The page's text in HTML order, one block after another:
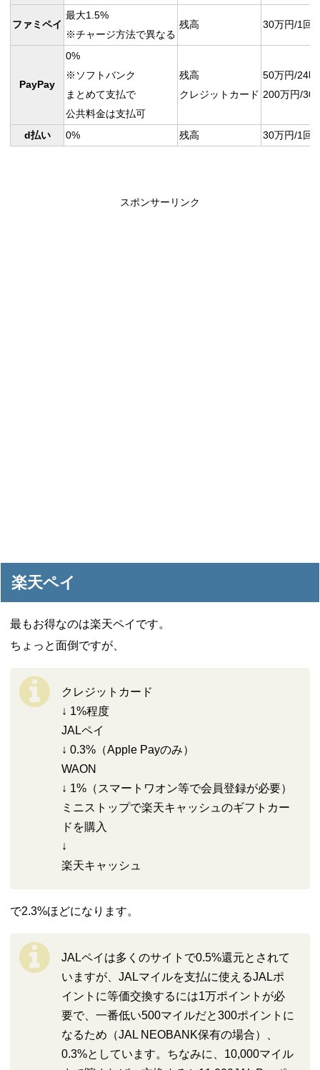
ファミペイ
最大1.5%
※チャージ方法で異なる
残高 30万円/1回
PayPay
0%
※ソフトバンク
まとめて支払で
公共料金は支払可
残高
クレジットカード
50万円/24
200万円/30
d払い 0% 残高 30万円/1回
スポンサーリンク
楽天ペイ
最もお得なのは楽天ペイです。
ちょっと面倒ですが、
クレジットカード
↓ 1%程度
JALペイ
↓ 0.3%（Apple Payのみ）
WAON
↓ 1%（スマートワオン等で会員登録が必要）
ミニストップで楽天キャッシュのギフトカー
ドを購入
↓
楽天キャッシュ
で2.3%ほどになります。
JALペイは多くのサイトで0.5%還元とされて
いますが、JALマイルを支払に使えるJALポ
イントに等価交換するには1万ポイントが必
要で、一番低い500マイルだと300ポイントに
なるため（JAL NEOBANK保有の場合）、
0.3%としています。ちなみに、10,000マイル